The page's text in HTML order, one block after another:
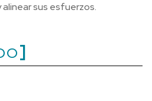
sus esfuerzos.